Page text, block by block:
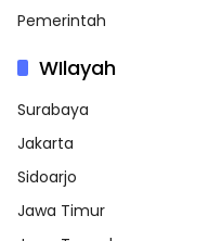
Pemerintah
WIlayah
Surabaya
Jakarta
Sidoarjo
Jawa Timur